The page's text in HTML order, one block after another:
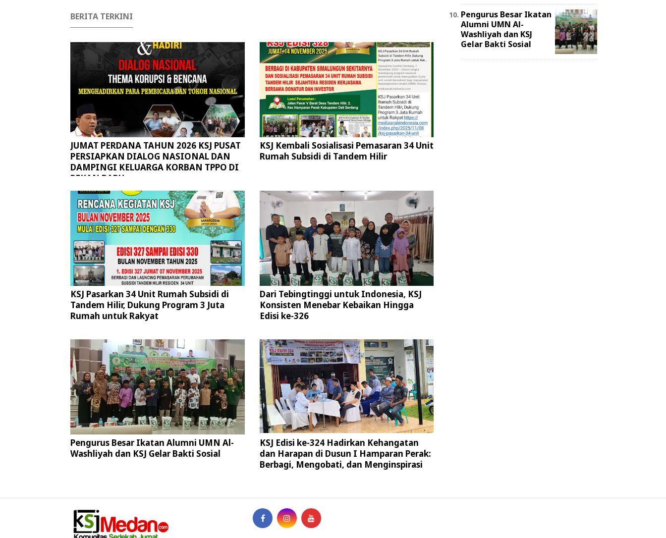
BERITA TERKINI
JUMAT PERDANA TAHUN 2026 KSJ PUSAT
PERSIAPKAN DIALOG NASIONAL DAN
DAMPINGI KELUARGA KORBAN TPPO DI
PEKAN BARU
KSJ Kembali Sosialisasi Pemasaran 34 Unit
Rumah Subsidi di Tandem Hilir
KSJ Pasarkan 34 Unit Rumah Subsidi di
Tandem Hilir, Dukung Program 3 Juta
Rumah untuk Rakyat
Dari Tebingtinggi untuk Indonesia, KSJ
Konsisten Menebar Kebaikan Hingga
Edisi ke-326
Pengurus Besar Ikatan Alumni UMN Al-
Washliyah dan KSJ Gelar Bakti Sosial
KSJ Edisi ke-324 Hadirkan Kehangatan
dan Harapan di Dusun I Hamparan Perak:
Berbagi, Mengobati, dan Menginspirasi
Pengurus Besar Ikatan
Alumni UMN Al-
Washliyah dan KSJ
Gelar Bakti Sosial